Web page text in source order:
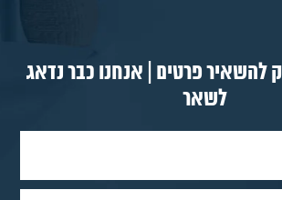
להשאיר פרטים | אנחנו כבר נדאג
לשאר